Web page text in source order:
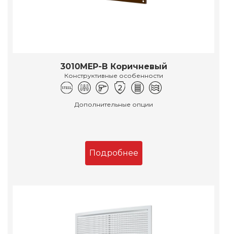
3010МЕР-В Коричневый
Конструктивные особенности
Дополнительные опции
Подробнее